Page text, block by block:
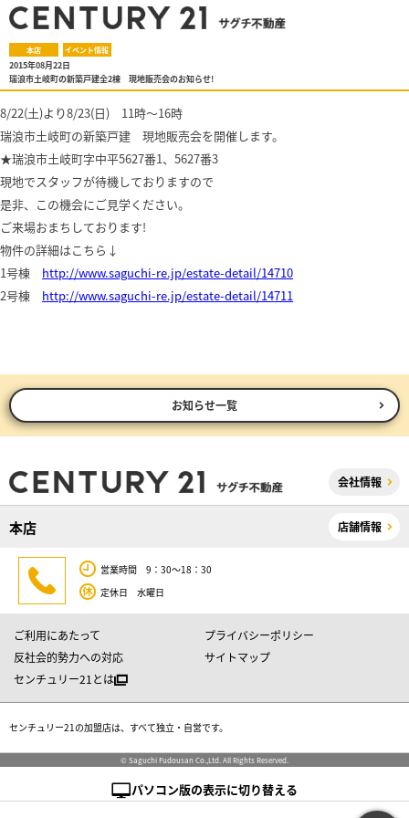
本店 イベント情報
2015年08月22日
瑞浪市土岐町の新築戸建全2棟 現地販売会のお知らせ!
8/22(土)より8/23(日) 11時～16時
瑞浪市土岐町の新築戸建 現地販売会を開催します。
★瑞浪市土岐町字中平5627番1、5627番3
現地でスタッフが待機しておりますので
是非、この機会にご見学ください。
ご来場おまちしております!
物件の詳細はこちら↓
1号棟 http://www.saguchi-re.jp/estate-detail/14710
2号棟 http://www.saguchi-re.jp/estate-detail/14711
お知らせ一覧
会社情報
本店 店舗情報
営業時間 9：30～18：30
定休日 水曜日
ご利用にあたって
プライバシーポリシー
反社会的勢力への対応
サイトマップ
センチュリー21とは
センチュリー21の加盟店は、すべて独立・自営です。
© Saguchi Fudousan Co.,Ltd. All Rights Reserved.
パソコン版の表示に切り替える